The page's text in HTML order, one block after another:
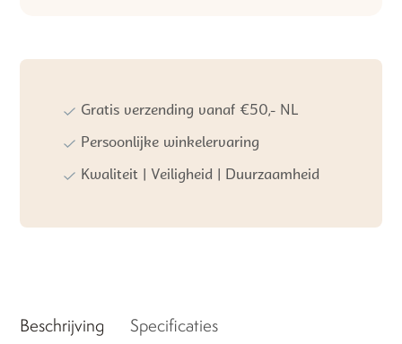
Gratis verzending vanaf €50,- NL
Persoonlijke winkelervaring
Kwaliteit | Veiligheid | Duurzaamheid
Beschrijving Specificaties